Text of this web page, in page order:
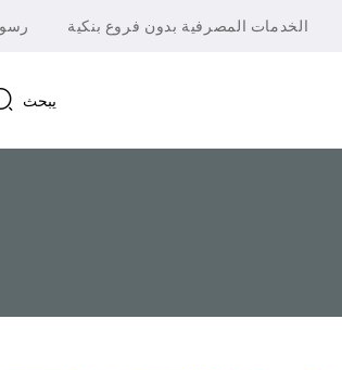
الخدمات المصرفية بدون فروع بنكية
يبحث